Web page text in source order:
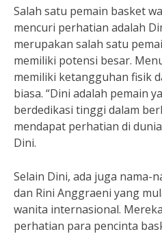
Salah satu pemain basket
mencuri perhatian adalah
merupakan salah satu
memiliki potensi besar.
memiliki ketangguhan fisik
biasa. “Dini adalah pemain
berdedikasi tinggi dalam
mendapat perhatian di
Dini.
Selain Dini, ada juga nama-
dan Rini Anggraeni yang
wanita internasional.
perhatian para pencinta